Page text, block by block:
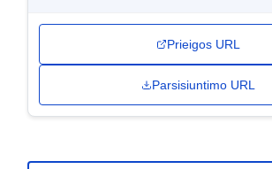
Prieigos URL
Parsisiuntimo URL